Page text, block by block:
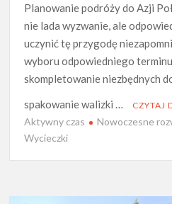
Planowanie podróży do Azji
nie lada wyzwanie, ale
uczynić tę przygodę
wyboru odpowiedniego
skompletowanie niezbędnych
spakowanie walizki …
CZYTAJ
Aktywny czas Nowoczesne
Wycieczki